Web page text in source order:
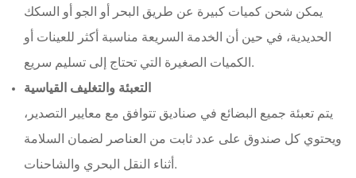
يمكن شحن كميات كبيرة عن طريق البحر أو الجو أو السكك
الحديدية، في حين أن الخدمة السريعة مناسبة أكثر للعينات أو
الكميات الصغيرة التي تحتاج إلى تسليم سريع.
التعبئة والتغليف القياسية
يتم تعبئة جميع البضائع في صناديق تتوافق مع معايير التصدير،
ويحتوي كل صندوق على عدد ثابت من العناصر لضمان السلامة
أثناء النقل البحري والشاحنات.